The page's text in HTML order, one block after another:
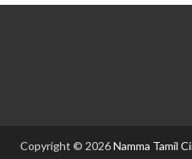
Copyright © 2026Namma Tamil